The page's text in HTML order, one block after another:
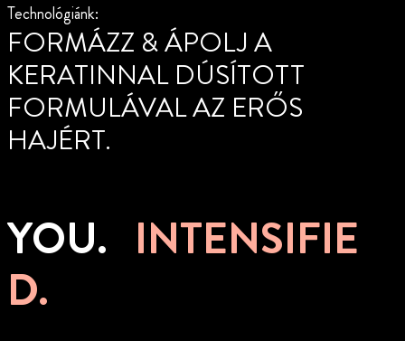
Technológiánk:
FORMÁZZ & ÁPOLJ A
KERATINNAL DÚSÍTOTT
FORMULÁVAL AZ ERŐS
HAJÉRT.
YOU. INTENSIFIE
D.